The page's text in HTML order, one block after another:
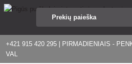
+421 915 420 295 | PIRMADIENIAIS -
VAL